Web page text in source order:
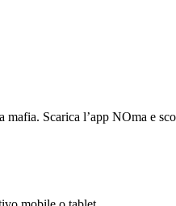
Scarica l’app NOma e